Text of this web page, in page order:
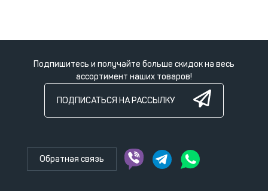
Подпишитесь и получайте больше скидок на весь
ассортимент наших товаров!
ПОДПИСАТЬСЯ НА РАССЫЛКУ
Обратная связь